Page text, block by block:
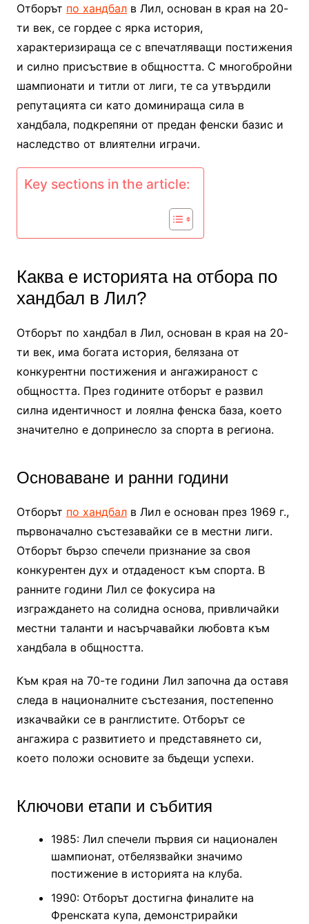
Отборът по хандбалв Лил, основан в края на 20-
ти век, се гордее с ярка история,
характеризираща се с впечатляващи постижения
и силно присъствие в общността. С многобройни
шампионати и титли от лиги, те са утвърдили
репутацията си като доминираща сила в
хандбала, подкрепяни от предан фенски базис и
наследство от влиятелни играчи.
Key sections in the article:
Каква е историята на отбора по
хандбал в Лил?
Отборът по хандбал в Лил, основан в края на 20-
ти век, има богата история, белязана от
конкурентни постижения и ангажираност с
общността. През годините отборът е развил
силна идентичност и лоялна фенска база, което
значително е допринесло за спорта в региона.
Основаване и ранни години
Отборът по хандбалв Лил е основан през 1969 г.,
първоначално състезавайки се в местни лиги.
Отборът бързо спечели признание за своя
конкурентен дух и отдаденост към спорта. В
ранните години Лил се фокусира на
изграждането на солидна основа, привличайки
местни таланти и насърчавайки любовта към
хандбала в общността.
Към края на 70-те години Лил започна да оставя
следа в националните състезания, постепенно
изкачвайки се в ранглистите. Отборът се
ангажира с развитието и представянето си,
което положи основите за бъдещи успехи.
Ключови етапи и събития
1985: Лил спечели първия си национален
шампионат, отбелязвайки значимо
постижение в историята на клуба.
1990: Отборът достигна финалите на
Френската купа, демонстрирайки